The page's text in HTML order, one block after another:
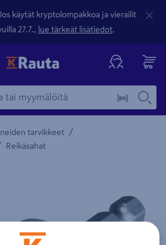
käytät kryptolompakkoa ja vierailit
27.7., lue tärkeät lisätiedot.
tarvikkeet /
Reikäsahat
löytyy Tuotteen kuvaus -